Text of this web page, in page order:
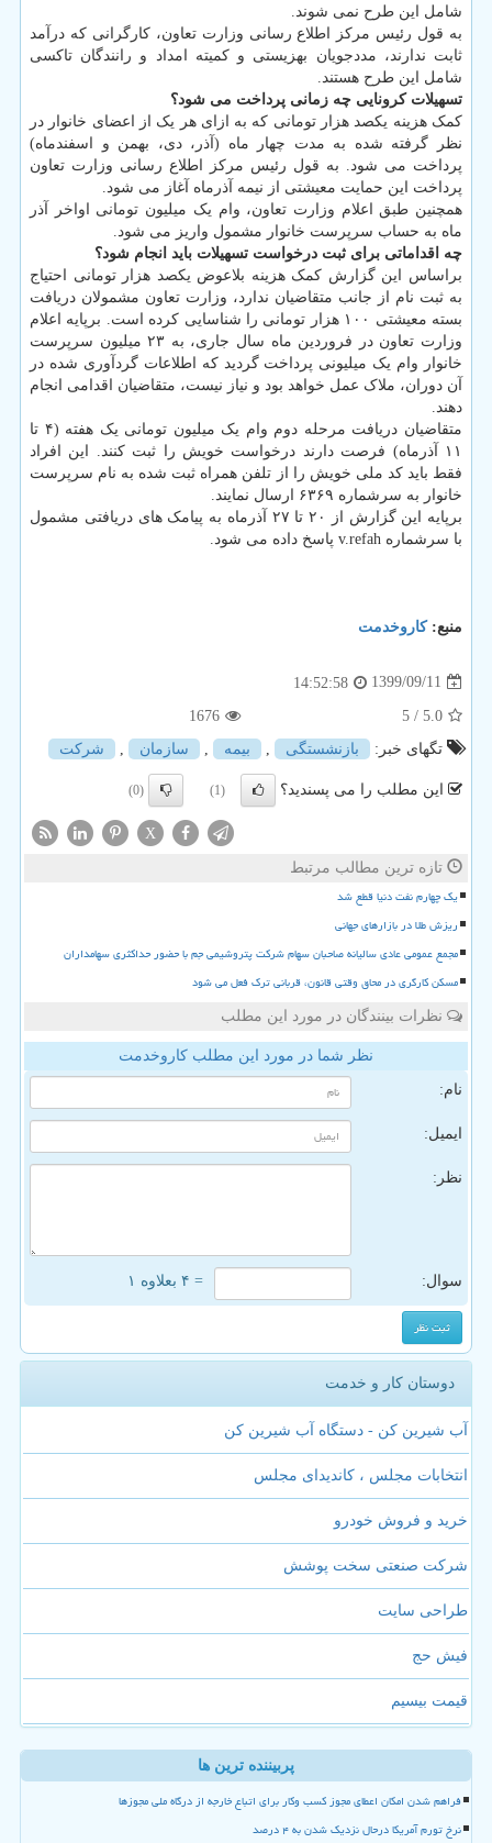
شامل این طرح نمی شوند.
به قول رئیس مرکز اطلاع رسانی وزارت تعاون، کارگرانی که درآمد
ثابت ندارند، مددجویان بهزیستی و کمیته امداد و رانندگان تاکسی
شامل این طرح هستند.
تسهیلات کرونایی چه زمانی پرداخت می شود؟
کمک هزینه یکصد هزار تومانی که به ازای هر یک از اعضای خانوار در
نظر گرفته شده به مدت چهار ماه (آذر، دی، بهمن و اسفندماه)
پرداخت می شود. به قول رئیس مرکز اطلاع رسانی وزارت تعاون
پرداخت این حمایت معیشتی از نیمه آذرماه آغاز می شود.
همچنین طبق اعلام وزارت تعاون، وام یک میلیون تومانی اواخر آذر
ماه به حساب سرپرست خانوار مشمول واریز می شود.
چه اقداماتی برای ثبت درخواست تسهیلات باید انجام شود؟
براساس این گزارش کمک هزینه بلاعوض یکصد هزار تومانی احتیاج
به ثبت نام از جانب متقاضیان ندارد، وزارت تعاون مشمولان دریافت
بسته معیشتی ۱۰۰ هزار تومانی را شناسایی کرده است. برپایه اعلام
وزارت تعاون در فروردین ماه سال جاری، به ۲۳ میلیون سرپرست
خانوار وام یک میلیونی پرداخت گردید که اطلاعات گردآوری شده در
آن دوران، ملاک عمل خواهد بود و نیاز نیست، متقاضیان اقدامی انجام
دهند.
متقاضیان دریافت مرحله دوم وام یک میلیون تومانی یک هفته (۴ تا
۱۱ آذرماه) فرصت دارند درخواست خویش را ثبت کنند. این افراد
فقط باید کد ملی خویش را از تلفن همراه ثبت شده به نام سرپرست
خانوار به سرشماره ۶۳۶۹ ارسال نمایند.
برپایه این گزارش از ۲۰ تا ۲۷ آذرماه به پیامک های دریافتی مشمول
با سرشماره v.refah پاسخ داده می شود.
منبع:كاروخدمت
1399/09/11
14:52:58
5.0
/ 5
1676
تگهای خبر:
بازنشستگی , بیمه , سازمان , شركت
این مطلب را می پسندید؟ (1)
(0)
X
تازه ترین مطالب مرتبط
یک چهارم نفت دنیا قطع شد
ریزش طلا در بازارهای جهانی
مجمع عمومی عادی سالیانه صاحبان سهام شرکت پتروشیمی جم با حضور حداکثری سهامداران
مسکن کارگری در محاق وقتی قانون، قربانی ترک فعل می شود
نظرات بینندگان در مورد این مطلب
نظر شما در مورد این مطلب کاروخدمت
نام:
ایمیل:
نظر:
سوال: = ۴ بعلاوه ۱
دوستان کار و خدمت
آب شیرین کن - دستگاه آب شیرین کن
انتخابات مجلس ، کاندیدای مجلس
خرید و فروش خودرو
شرکت صنعتی سخت پوشش
طراحی سایت
فیش حج
قیمت بیسیم
پربیننده ترین ها
فراهم شدن امکان اعطای مجوز کسب وکار برای اتباع خارجه از درگاه ملی مجوزها
نرخ تورم آمریکا درحال نزدیک شدن به ۴ درصد